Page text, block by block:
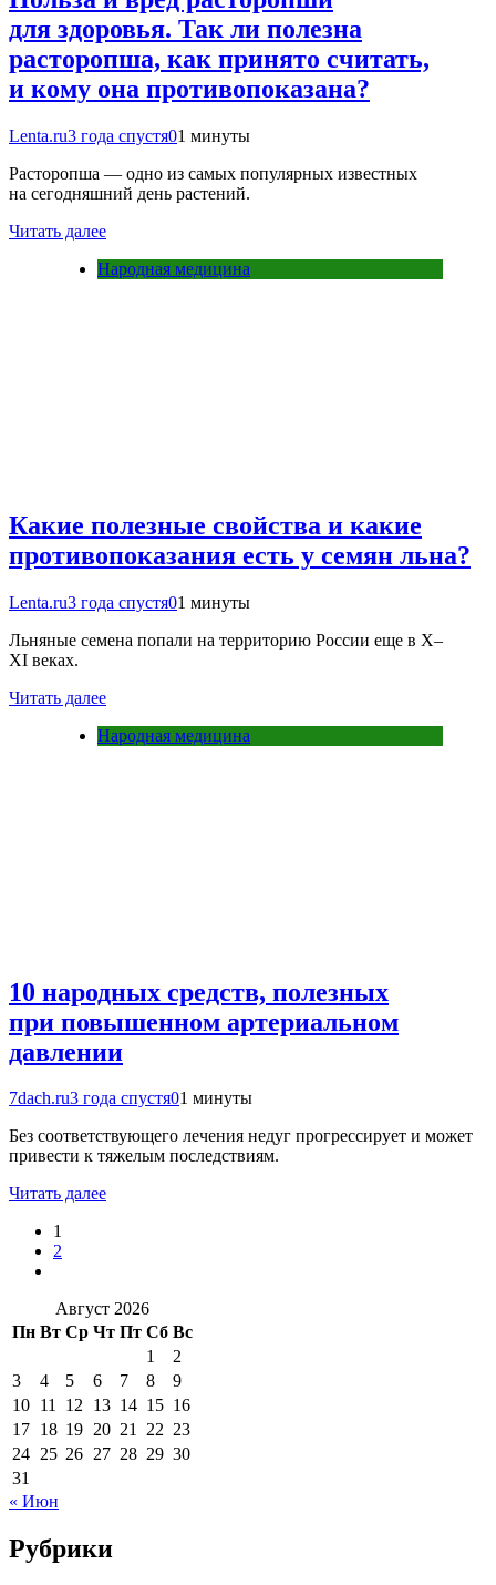
для здоровья. Так ли полезна
расторопша, как принято считать,
и кому она противопоказана?
Lenta.ru3 года спустя01 минуты
Расторопша — одно из самых популярных известных
на сегодняшний день растений.
Читать далее
Народная медицина
Какие полезные свойства и какие
противопоказания есть у семян льна?
Lenta.ru3 года спустя01 минуты
Льняные семена попали на территорию России еще в X–
XI веках.
Читать далее
Народная медицина
10 народных средств, полезных
при повышенном артериальном
давлении
7dach.ru3 года спустя01 минуты
Без соответствующего лечения недуг прогрессирует и может
привести к тяжелым последствиям.
Читать далее
1
2
Август 2026
Пн Вт Ср Чт Пт Сб Вс
1
2
3
4 5 6 7 8
9
10 11 12 13 14 15 16
17 18 19 20 21 22 23
24 25 26 27 28 29 30
31
« Июн
Рубрики